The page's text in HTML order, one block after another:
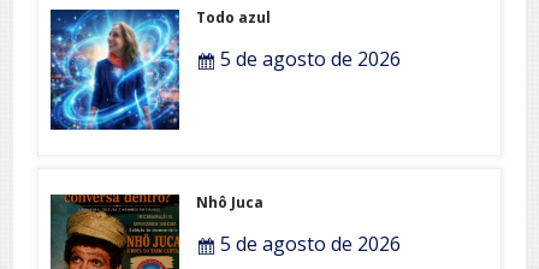
Todo azul
5 de agosto de 2026
Nhô Juca
5 de agosto de 2026